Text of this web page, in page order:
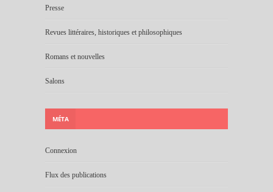
Presse
Revues littéraires, historiques et philosophiques
Romans et nouvelles
Salons
MÉTA
Connexion
Flux des publications